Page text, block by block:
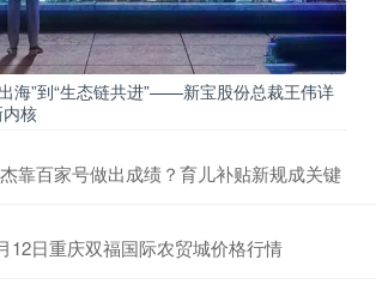
海”到“生态链共进”——新宝股份总裁王伟详
核
靠百家号做出成绩？育儿补贴新规成关键
12日重庆双福国际农贸城价格行情